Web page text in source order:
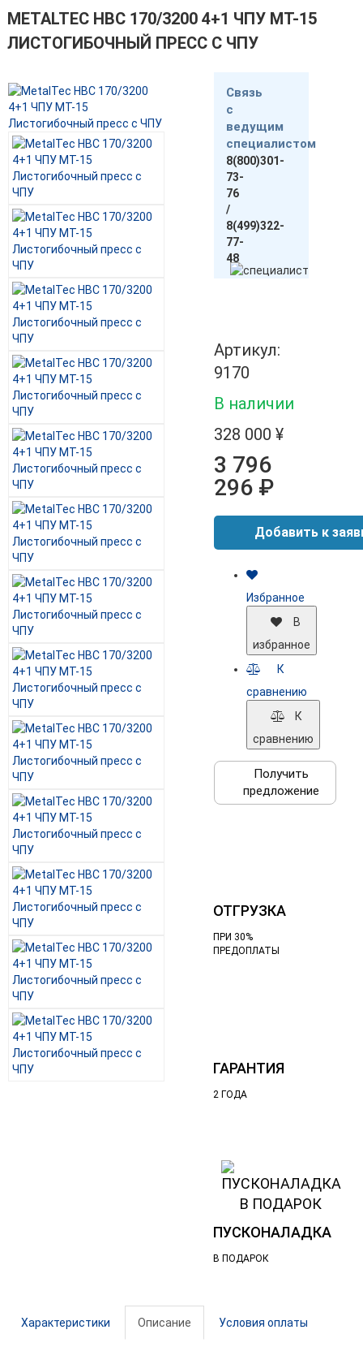
METALTEC HBС 170/3200 4+1 ЧПУ МТ-15
ЛИСТОГИБОЧНЫЙ ПРЕСС С ЧПУ
Связь
с
ведущим
специалистом
8(800)301-
73-
76
/
8(499)322-
77-
48
Артикул:
9170
В наличии
328 000 ¥
3 796
296 ₽
Избранное
В
избранное
К
сравнению
К
сравнению
Получить
предложение
ОТГРУЗКА
ПРИ 30%
ПРЕДОПЛАТЫ
ГАРАНТИЯ
2 ГОДА
ПУСКОНАЛАДКА
В ПОДАРОК
Характеристики Описание Условия оплаты